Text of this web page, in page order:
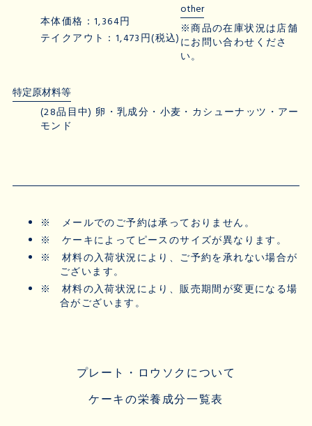
本体価格：1,364円
テイクアウト：1,473円(税込)
other
※商品の在庫状況は店舗
にお問い合わせくださ
い。
特定原材料等
(28品目中) 卵・乳成分・小麦・カシューナッツ・アー
モンド
※ メールでのご予約は承っておりません。
※ ケーキによってピースのサイズが異なります。
※ 材料の入荷状況により、ご予約を承れない場合が
ございます。
※ 材料の入荷状況により、販売期間が変更になる場
合がございます。
プレート・ロウソクについて
ケーキの栄養成分一覧表